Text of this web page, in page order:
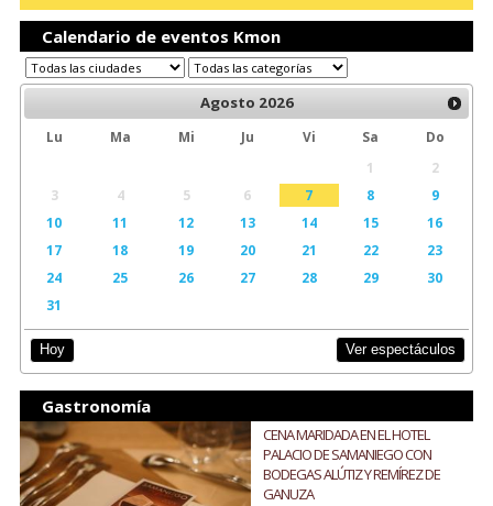
Calendario de eventos Kmon
Agosto 2026
Lu Ma Mi Ju Vi Sa
Do
1
2
3
4 5 6 7 8
9
10
11 12 13 14 15
16
17
18 19 20 21 22
23
24
25 26 27 28 29
30
31
Hoy Ver espectáculos
Gastronomía
CENA MARIDADA EN EL HOTEL
PALACIO DE SAMANIEGO CON
BODEGAS ALÚTIZ Y REMÍREZ DE
GANUZA